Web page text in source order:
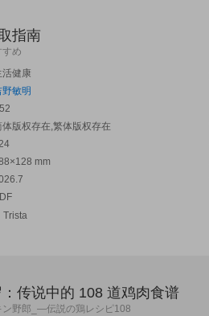
指南
すめ
活健康
野敏明
体版权存在,繁体版权存在
mm
Trista
传说中的 108 道鸡肉食谱
ン野郎_―伝説の鶏レシピ108